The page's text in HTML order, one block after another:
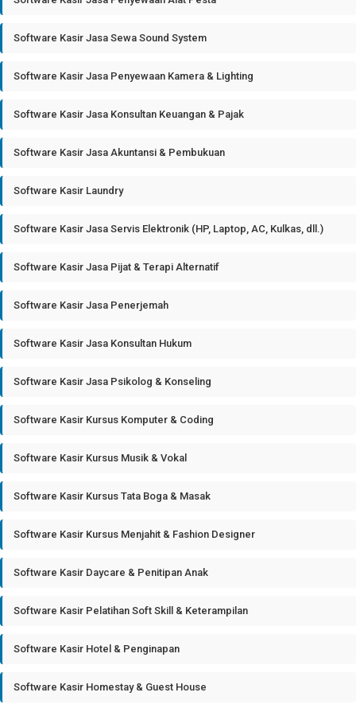
Software Kasir Jasa Sewa Sound System
Software Kasir Jasa Penyewaan Kamera & Lighting
Software Kasir Jasa Konsultan Keuangan & Pajak
Software Kasir Jasa Akuntansi & Pembukuan
Software Kasir Laundry
Software Kasir Jasa Servis Elektronik (HP, Laptop, AC, Kulkas, dll.)
Software Kasir Jasa Pijat & Terapi Alternatif
Software Kasir Jasa Penerjemah
Software Kasir Jasa Konsultan Hukum
Software Kasir Jasa Psikolog & Konseling
Software Kasir Kursus Komputer & Coding
Software Kasir Kursus Musik & Vokal
Software Kasir Kursus Tata Boga & Masak
Software Kasir Kursus Menjahit & Fashion Designer
Software Kasir Daycare & Penitipan Anak
Software Kasir Pelatihan Soft Skill & Keterampilan
Software Kasir Hotel & Penginapan
Software Kasir Homestay & Guest House